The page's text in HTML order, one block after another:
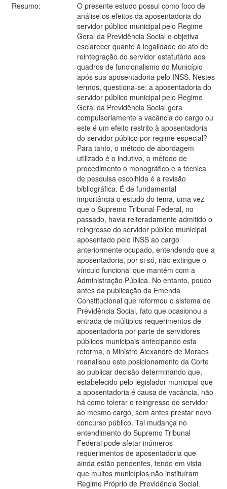
Resumo:
O presente estudo possui como foco de
análise os efeitos da aposentadoria do
servidor público municipal pelo Regime
Geral da Previdência Social e objetiva
esclarecer quanto à legalidade do ato de
reintegração do servidor estatutário aos
quadros de funcionalismo do Município
após sua aposentadoria pelo INSS. Nestes
termos, questiona-se: a aposentadoria do
servidor público municipal pelo Regime
Geral da Previdência Social gera
compulsoriamente a vacância do cargo ou
este é um efeito restrito à aposentadoria
do servidor público por regime especial?
Para tanto, o método de abordagem
utilizado é o indutivo, o método de
procedimento o monográfico e a técnica
de pesquisa escolhida é a revisão
bibliográfica. É de fundamental
importância o estudo do tema, uma vez
que o Supremo Tribunal Federal, no
passado, havia reiteradamente admitido o
reingresso do servidor público municipal
aposentado pelo INSS ao cargo
anteriormente ocupado, entendendo que a
aposentadoria, por si só, não extingue o
vínculo funcional que mantém com a
Administração Pública. No entanto, pouco
antes da publicação da Emenda
Constitucional que reformou o sistema de
Previdência Social, fato que ocasionou a
entrada de múltiplos requerimentos de
aposentadoria por parte de servidores
públicos municipais antecipando esta
reforma, o Ministro Alexandre de Moraes
reanalisou este posicionamento da Corte
ao publicar decisão determinando que,
estabelecido pelo legislador municipal que
a aposentadoria é causa de vacância, não
há como tolerar o reingresso do servidor
ao mesmo cargo, sem antes prestar novo
concurso público. Tal mudança no
entendimento do Supremo Tribunal
Federal pode afetar inúmeros
requerimentos de aposentadoria que
ainda estão pendentes, tendo em vista
que muitos municípios não instituíram
Regime Próprio de Previdência Social.